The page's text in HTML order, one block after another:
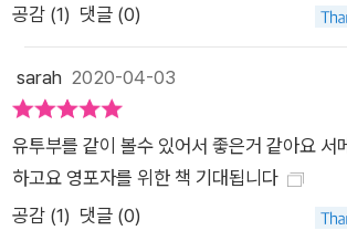
공감 (1) 댓글 (0)
sarah 2020-04-03
유투부를 같이 볼수 있어서 좋은거 같아요 서
하고요 영포자를 위한 책 기대됩니다
공감 (1) 댓글 (0)